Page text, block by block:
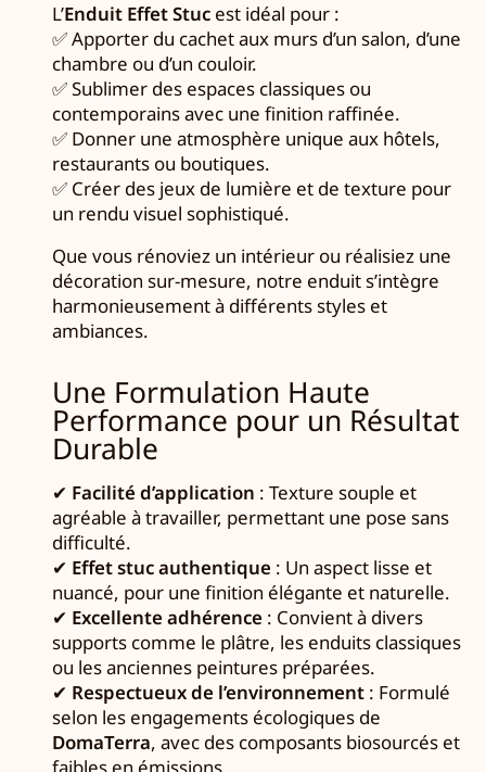
L’Enduit Effet Stuc est idéal pour :
✅ Apporter du cachet aux murs d’un salon, d’une
chambre ou d’un couloir.
✅ Sublimer des espaces classiques ou
contemporains avec une finition raffinée.
✅ Donner une atmosphère unique aux hôtels,
restaurants ou boutiques.
✅ Créer des jeux de lumière et de texture pour
un rendu visuel sophistiqué.
Que vous rénoviez un intérieur ou réalisiez une
décoration sur-mesure, notre enduit s’intègre
harmonieusement à différents styles et
ambiances.
Une Formulation Haute
Performance pour un Résultat
Durable
✔ Facilité d’application : Texture souple et
agréable à travailler, permettant une pose sans
difficulté.
✔ Effet stuc authentique : Un aspect lisse et
nuancé, pour une finition élégante et naturelle.
✔ Excellente adhérence : Convient à divers
supports comme le plâtre, les enduits classiques
ou les anciennes peintures préparées.
✔ Respectueux de l’environnement : Formulé
selon les engagements écologiques de
DomaTerra, avec des composants biosourcés et